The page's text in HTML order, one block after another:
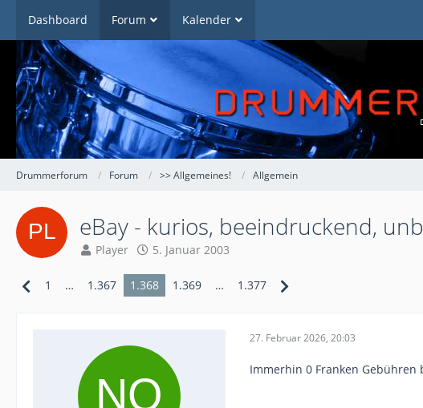
Dashboard Forum Kalender
Drummerforum Forum >> Allgemeines! Allgemein
eBay - kurios, beeindruckend,
Player 5. Januar 2003
1 … 1.367 1.368 1.369 … 1.377
27. Februar 2026, 20:03
Immerhin 0 Franken Gebühren